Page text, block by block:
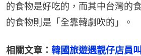
的食物是好吃的，而其中台灣的
的食物則是「全靠韓劇吹的」。
相關文章： 韓國旅遊遇靚仔店員